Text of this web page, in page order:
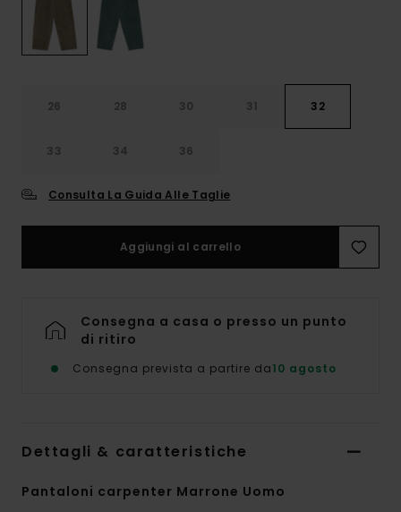
26 28 30 31 32
33 34 36
Consulta La Guida Alle Taglie
Aggiungi al carrello
Consegna a casa o presso un punto
di ritiro
Consegna prevista a partire da10 agosto
Dettagli & caratteristiche
Pantaloni carpenter Marrone Uomo